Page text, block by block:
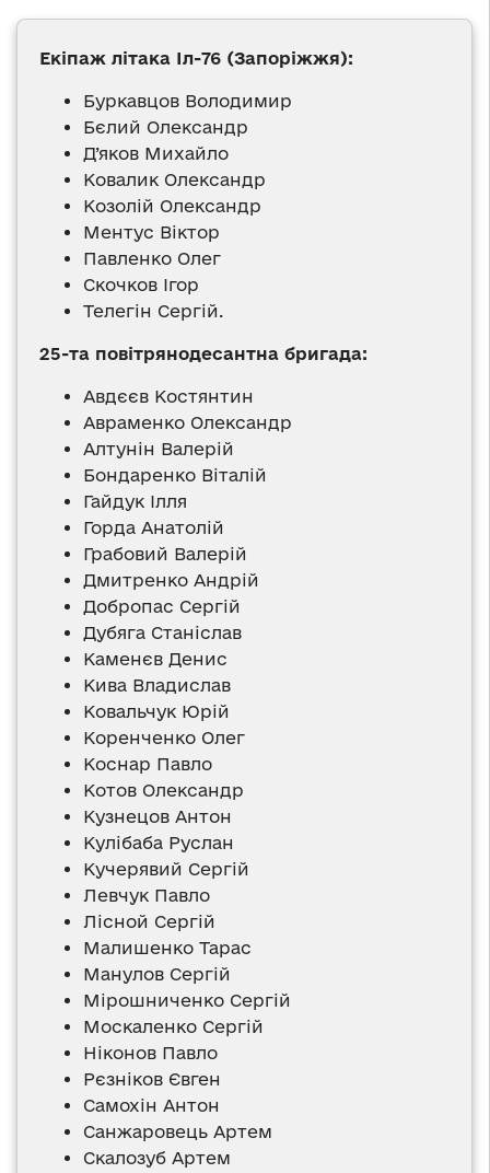
Екіпаж літака Іл-76 (Запоріжжя):
Буркавцов Володимир
Бєлий Олександр
Д’яков Михайло
Ковалик Олександр
Козолій Олександр
Ментус Віктор
Павленко Олег
Скочков Ігор
Телегін Сергій.
25-та повітрянодесантна бригада:
Авдєєв Костянтин
Авраменко Олександр
Алтунін Валерій
Бондаренко Віталій
Гайдук Ілля
Горда Анатолій
Грабовий Валерій
Дмитренко Андрій
Добропас Сергій
Дубяга Станіслав
Каменєв Денис
Кива Владислав
Ковальчук Юрій
Коренченко Олег
Коснар Павло
Котов Олександр
Кузнецов Антон
Кулібаба Руслан
Кучерявий Сергій
Левчук Павло
Лісной Сергій
Малишенко Тарас
Манулов Сергій
Мірошниченко Сергій
Москаленко Сергій
Ніконов Павло
Рєзніков Євген
Самохін Антон
Санжаровець Артем
Скалозуб Артем